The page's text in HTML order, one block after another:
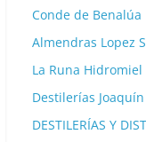
Conde de Benalúa
Almendras Lopez
La Runa Hidromiel
Destilerías
DESTILERÍAS Y